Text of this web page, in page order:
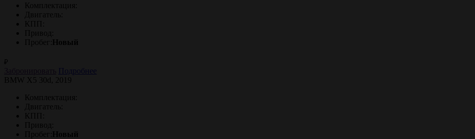
Комплектация:
Двигатель:
КПП:
Привод:
Пробег:
Новый
₽
Подробнее
BMW X5 30d, 2019
Комплектация:
Двигатель:
КПП:
Привод:
Пробег:
Новый